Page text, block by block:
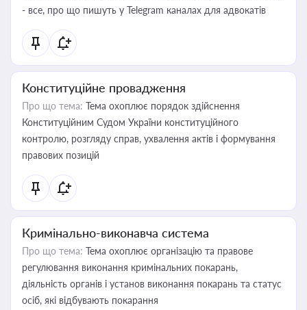
- все, про що пишуть у Telegram каналах для адвокатів
Конституційне провадження
Про що тема: Тема охоплює порядок здійснення
Конституційним Судом України конституційного
контролю, розгляду справ, ухвалення актів і формування
правових позицій
Кримінально-виконавча система
Про що тема: Тема охоплює організацію та правове
регулювання виконання кримінальних покарань,
діяльність органів і установ виконання покарань та статус
осіб, які відбувають покарання